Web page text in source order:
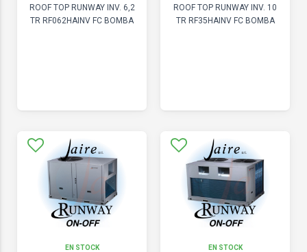
ROOF TOP RUNWAY INV. 6,2
TR RF062HAINV FC BOMBA
ROOF TOP RUNWAY INV. 10
TR RF35HAINV FC BOMBA
EN STOCK EN STOCK